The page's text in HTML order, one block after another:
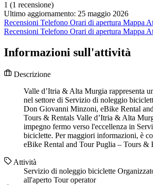
1 (1 recensione)
Ultimo aggiornamento: 25 maggio 2026
Recensioni Telefono Orari di apertura Mappa
Recensioni Telefono Orari di apertura Mappa
Informazioni sull'attività
Descrizione
Valle d’Itria & Alta Murgia rappresenta
nel settore di Servizio di noleggio
Don Giovanni Minzoni, eBike Rental
Tours & Rentals Valle d’Itria & Alta
impegno fermo verso l'eccellenza in
biciclette. Per maggiori informazioni, è
eBike Rental and Tour Puglia – Tours &
Attività
Servizio di noleggio biciclette
all'aperto Tour operator